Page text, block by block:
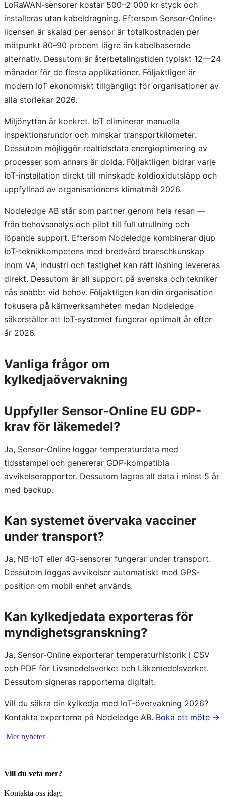
LoRaWAN-sensorer kostar 500–2 000 kr styck och
installeras utan kabeldragning. Eftersom Sensor-Online-
licensen är skalad per sensor är totalkostnaden per
mätpunkt 80–90 procent lägre än kabelbaserade
alternativ. Dessutom är återbetalingstiden typiskt 12—24
månader för de flesta applikationer. Följaktligen är
modern IoT ekonomiskt tillgängligt för organisationer av
alla storlekar 2026.
Miljönyttan är konkret. IoT eliminerar manuella
inspektionsrundor och minskar transportkilometer.
Dessutom möjliggör realtidsdata energioptimering av
processer som annars är dolda. Följaktligen bidrar varje
IoT-installation direkt till minskade koldioxidutsläpp och
uppfyllnad av organisationens klimatmål 2026.
Nodeledge AB står som partner genom hela resan —
från behovsanalys och pilot till full utrullning och
löpande support. Eftersom Nodeledge kombinerar djup
IoT-teknikkompetens med bredvärd branschkunskap
inom VA, industri och fastighet kan rätt lösning levereras
direkt. Dessutom är all support på svenska och tekniker
nås snabbt vid behov. Följaktligen kan din organisation
fokusera på kärnverksamheten medan Nodeledge
säkerställer att IoT-systemet fungerar optimalt år efter
år 2026.
Vanliga frågor om
kylkedjaövervakning
Uppfyller Sensor-Online EU GDP-
krav för läkemedel?
Ja, Sensor-Online loggar temperaturdata med
tidsstampel och genererar GDP-kompatibla
avvikelserapporter. Dessutom lagras all data i minst 5 år
med backup.
Kan systemet övervaka vacciner
under transport?
Ja, NB-IoT eller 4G-sensorer fungerar under transport.
Dessutom loggas avvikelser automatiskt med GPS-
position om mobil enhet används.
Kan kylkedjedata exporteras för
myndighetsgranskning?
Ja, Sensor-Online exporterar temperaturhistorik i CSV
och PDF för Livsmedelsverket och Läkemedelsverket.
Dessutom signeras rapporterna digitalt.
Vill du säkra din kylkedja med IoT-övervakning 2026?
Kontakta experterna på Nodeledge AB. Boka ett möte →
Mer nyheter
Vill du veta mer?
Kontakta oss idag: